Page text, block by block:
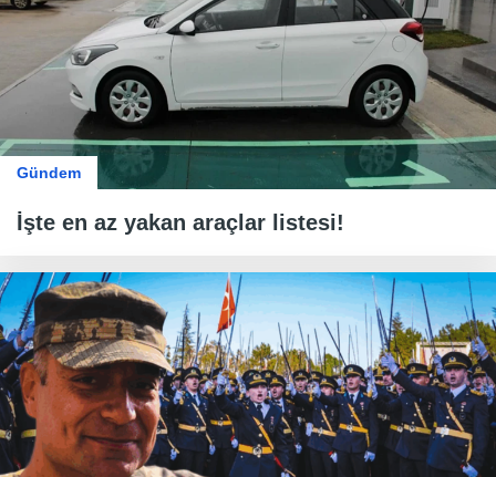
Gündem
İşte en az yakan araçlar listesi!